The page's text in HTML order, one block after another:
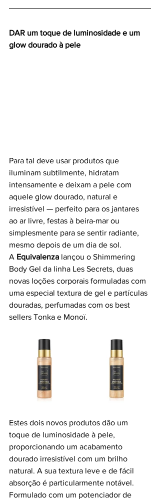
DAR um toque de luminosidade e um
glow dourado à pele
Para tal deve usar produtos que
iluminam subtilmente, hidratam
intensamente e deixam a pele com
aquele glow dourado, natural e
irresistível — perfeito para os jantares
ao ar livre, festas à beira-mar ou
simplesmente para se sentir radiante,
mesmo depois de um dia de sol.
A Equivalenza lançou o Shimmering
Body Gel da linha Les Secrets, duas
novas loções corporais formuladas com
uma especial textura de gel e partículas
douradas, perfumadas com os best
sellers Tonka e Monoï.
Estes dois novos produtos dão um
toque de luminosidade à pele,
proporcionando um acabamento
dourado irresistível com um brilho
natural. A sua textura leve e de fácil
absorção é particularmente notável.
Formulado com um potenciador de